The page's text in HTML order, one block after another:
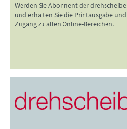
Werden Sie Abonnent der drehscheibe
und erhalten Sie die Printausgabe und
Zugang zu allen Online-Bereichen.